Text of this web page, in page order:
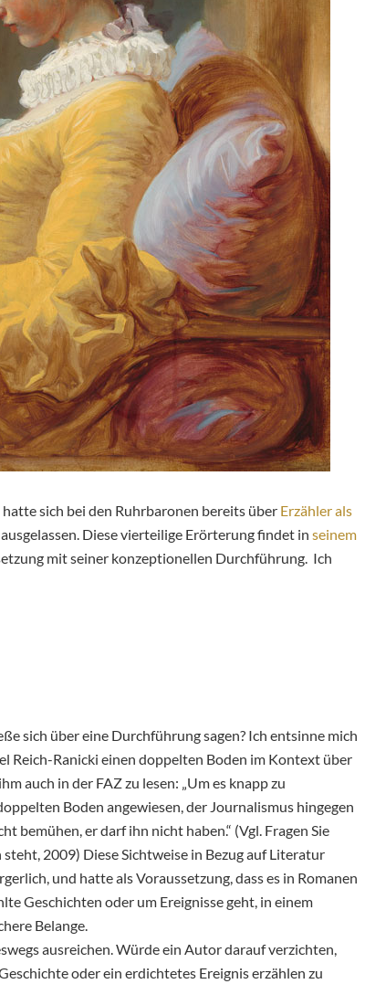
sich bei den Ruhrbaronen bereits über Erzähler als
ausgelassen. Diese vierteilige Erörterung findet in seinem
mit seiner konzeptionellen Durchführung. Ich
sich über eine Durchführung sagen? Ich entsinne mich
Reich-Ranicki einen doppelten Boden im Kontext über
auch in der FAZ zu lesen: „Um es knapp zu
Boden angewiesen, der Journalismus hingegen
bemühen, er darf ihn nicht haben.“ (Vgl. Fragen Sie
2009) Diese Sichtweise in Bezug auf Literatur
und hatte als Voraussetzung, dass es in Romanen
Geschichten oder um Ereignisse geht, in einem
Belange.
ausreichen. Würde ein Autor darauf verzichten,
oder ein erdichtetes Ereignis erzählen zu